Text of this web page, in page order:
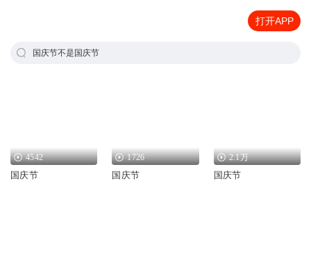
打开APP
国庆节不是国庆节
4542
国庆节
1726
国庆节
2.1万
国庆节